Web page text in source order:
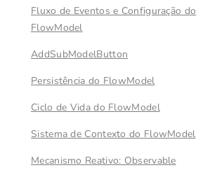
Fluxo de Eventos e Configuração do
FlowModel
AddSubModelButton
Persistência do FlowModel
Ciclo de Vida do FlowModel
Sistema de Contexto do FlowModel
Mecanismo Reativo: Observable